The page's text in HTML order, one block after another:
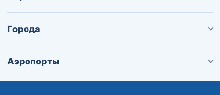
Города
Аэропорты